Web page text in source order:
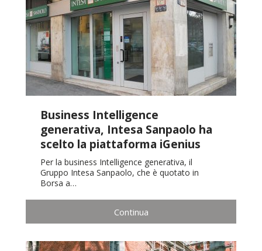
Business Intelligence
generativa, Intesa Sanpaolo ha
scelto la piattaforma iGenius
Per la business Intelligence generativa, il
Gruppo Intesa Sanpaolo, che è quotato in
Borsa a…
Continua